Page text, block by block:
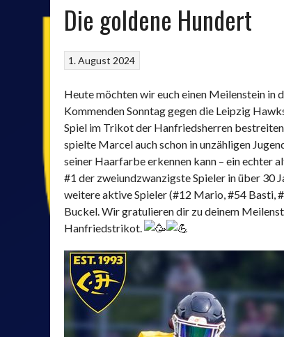
Die goldene Hundert
1. August 2024
Heute möchten wir euch einen Meilenstein in
Kommenden Sonntag gegen die Leipzig
Spiel im Trikot der Hanfriedsherren bestreiten.
spielte Marcel auch schon in unzähligen
seiner Haarfarbe erkennen kann – ein echter
#1 der zweiundzwanzigste Spieler in über 30
weitere aktive Spieler (#12 Mario, #54 Basti,
Buckel. Wir gratulieren dir zu deinem
Hanfriedstrikot.